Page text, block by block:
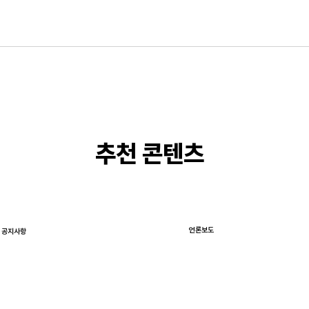
​추천 콘텐츠
공지사항 언론보도